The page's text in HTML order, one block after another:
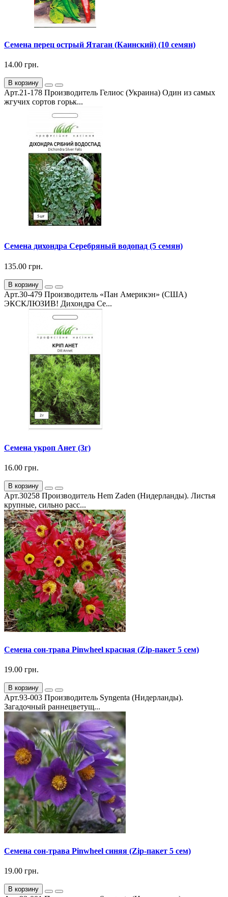
Семена перец острый Ятаган (Каинский) (10 семян)
14.00 грн.
В корзину
Арт.21-178 Производитель Гелиос (Украина) Один из самых
жгучих сортов горьк...
Семена дихондра Серебряный водопад (5 семян)
135.00 грн.
В корзину
Арт.30-479 Производитель «Пан Америкэн» (США)
ЭКСКЛЮЗИВ! Дихондра Се...
Семена укроп Анет (3г)
16.00 грн.
В корзину
Арт.30258 Производитель Hem Zaden (Нидерланды). Листья
крупные, сильно расс...
Семена сон-трава Pinwheel красная (Zip-пакет 5 сем)
19.00 грн.
В корзину
Арт.93-003 Производитель Syngenta (Нидерланды).
Загадочный раннецветущ...
Семена сон-трава Pinwheel синяя (Zip-пакет 5 сем)
19.00 грн.
В корзину